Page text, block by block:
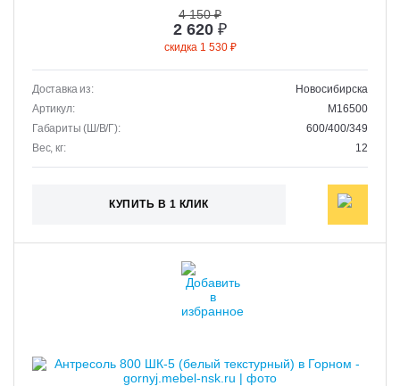
4 150 ₽
2 620 ₽
скидка 1 530 ₽
Доставка из:
Новосибирска
Артикул:
M16500
Габариты (Ш/В/Г):
600/400/349
Вес, кг:
12
КУПИТЬ В 1 КЛИК